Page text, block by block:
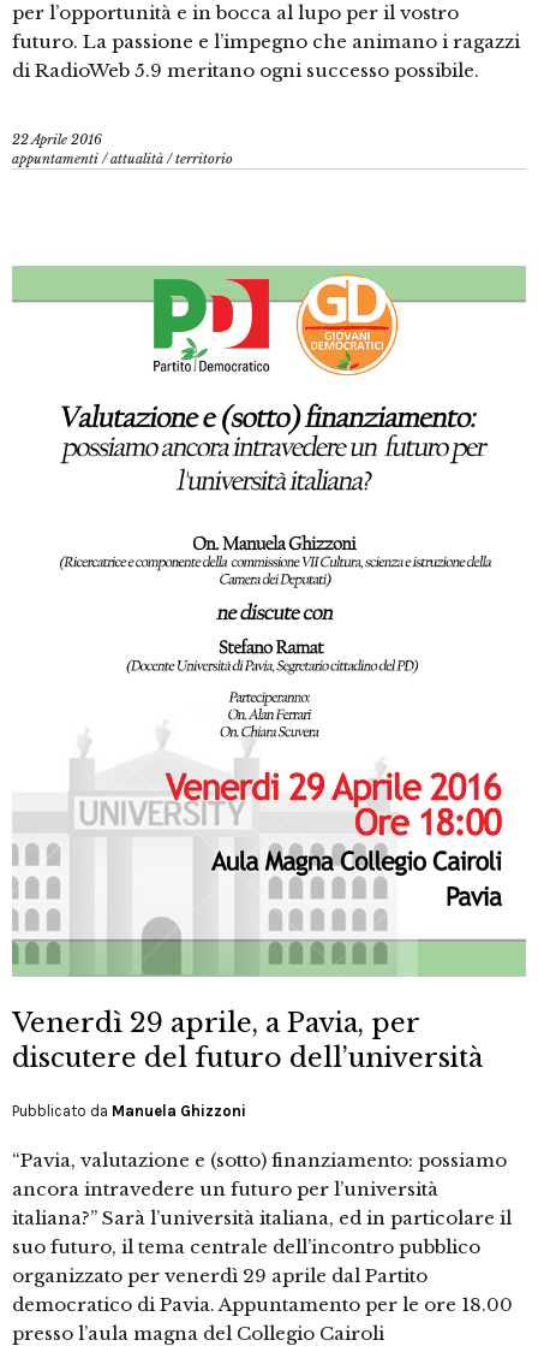
per l’opportunità e in bocca al lupo per il vostro
futuro. La passione e l’impegno che animano i ragazzi
di RadioWeb 5.9 meritano ogni successo possibile.
22 Aprile 2016
appuntamenti /attualità /territorio
Venerdì 29 aprile, a Pavia, per
discutere del futuro dell’università
Pubblicato da Manuela Ghizzoni
“Pavia, valutazione e (sotto) finanziamento: possiamo
ancora intravedere un futuro per l’università
italiana?” Sarà l’università italiana, ed in particolare il
suo futuro, il tema centrale dell’incontro pubblico
organizzato per venerdì 29 aprile dal Partito
democratico di Pavia. Appuntamento per le ore 18.00
presso l’aula magna del Collegio Cairoli